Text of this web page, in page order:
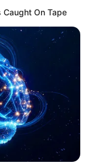
Caught On Tape